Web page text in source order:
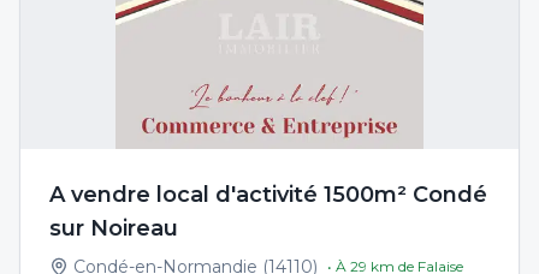
A vendre local d'activité 1500m² Condé
sur Noireau
Condé-en-Normandie (14110) • À 29 km de Falaise